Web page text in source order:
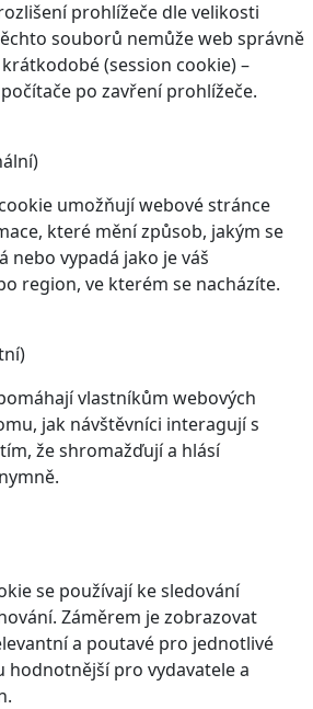
prohlížeče dle velikosti
souborů nemůže web správně
(session cookie) –
po zavření prohlížeče.
umožňují webové stránce
které mění způsob, jakým se
nebo vypadá jako je váš
region, ve kterém se nacházíte.
vlastníkům webových
jak návštěvníci interagují s
že shromažďují a hlásí
se používají ke sledování
Záměrem je zobrazovat
a poutavé pro jednotlivé
hodnotnější pro vydavatele a